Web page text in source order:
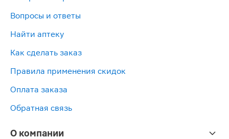
Вопросы и ответы
Найти аптеку
Как сделать заказ
Правила применения скидок
Оплата заказа
Обратная связь
О компании